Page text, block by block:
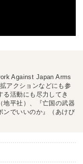
Against Japan Arms
アクションなどにも参
る活動にも尽力してき
地平社）、『亡国の武器
ンでいいのか』（あけび